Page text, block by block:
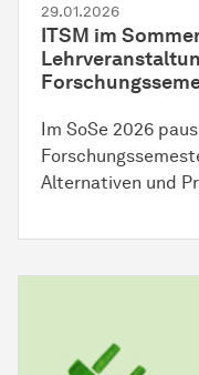
29.01.2026
ITSM im
Im SoSe 2026
Alternativen und